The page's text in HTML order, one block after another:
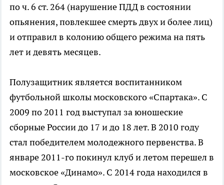
по ч. 6 ст. 264 (нарушение ПДД в состоянии
опьянения, повлекшее смерть двух и более лиц)
и отправил в колонию общего режима на пять
лет и девять месяцев.
Полузащитник является воспитанником
футбольной школы московского «Спартака». С
2009 по 2011 год выступал за юношеские
сборные России до 17 и до 18 лет. В 2010 году
стал победителем молодежного первенства. В
январе 2011-го покинул клуб и летом перешел в
московское «Динамо». С 2014 года находился в